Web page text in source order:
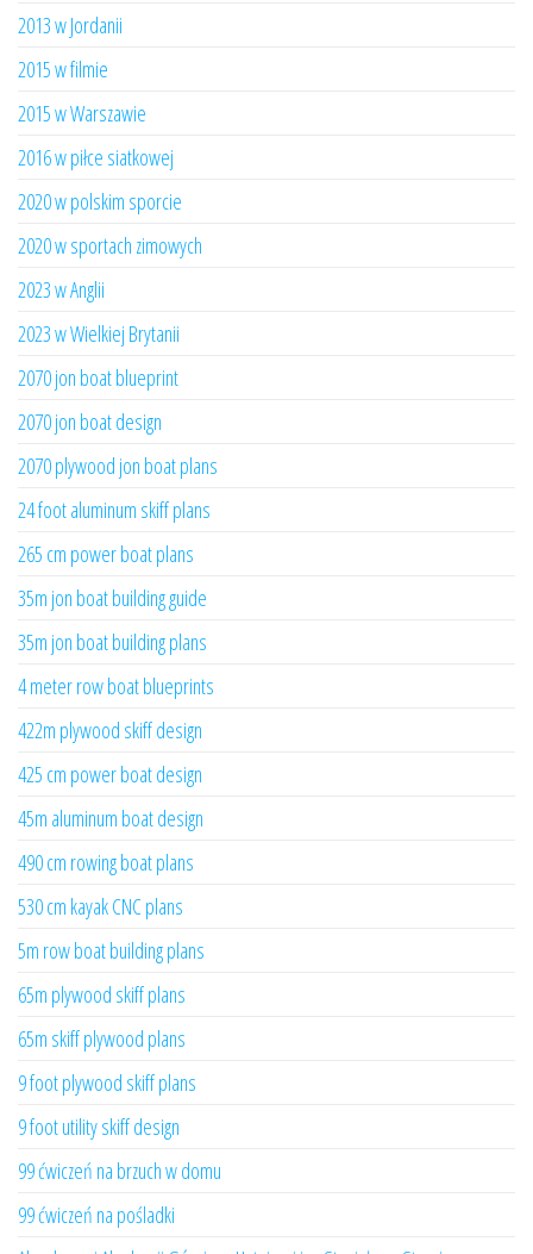
2013 w Jordanii
2015 w filmie
2015 w Warszawie
2016 w piłce siatkowej
2020 w polskim sporcie
2020 w sportach zimowych
2023 w Anglii
2023 w Wielkiej Brytanii
2070 jon boat blueprint
2070 jon boat design
2070 plywood jon boat plans
24 foot aluminum skiff plans
265 cm power boat plans
35m jon boat building guide
35m jon boat building plans
4 meter row boat blueprints
422m plywood skiff design
425 cm power boat design
45m aluminum boat design
490 cm rowing boat plans
530 cm kayak CNC plans
5m row boat building plans
65m plywood skiff plans
65m skiff plywood plans
9 foot plywood skiff plans
9 foot utility skiff design
99 ćwiczeń na brzuch w domu
99 ćwiczeń na pośladki